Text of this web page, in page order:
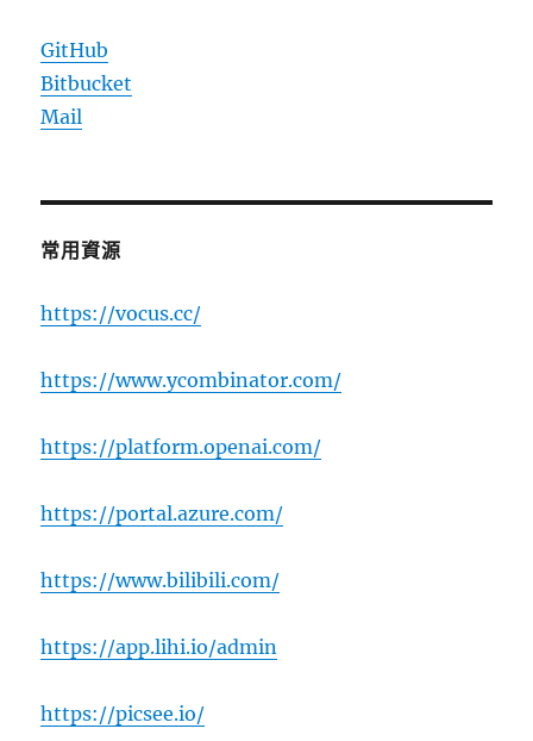
GitHub
Bitbucket
Mail
常用資源
https://vocus.cc/
https://www.ycombinator.com/
https://platform.openai.com/
https://portal.azure.com/
https://www.bilibili.com/
https://app.lihi.io/admin
https://picsee.io/